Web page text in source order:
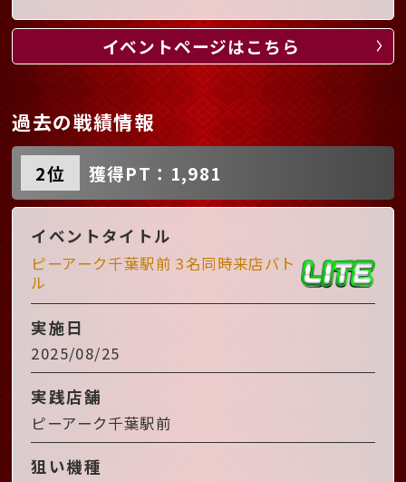
イベントページはこちら
過去の戦績情報
2位 獲得PT：1,981
イベントタイトル
ピーアーク千葉駅前 3名同時来店バト
ル
実施日
2025/08/25
実践店舗
ピーアーク千葉駅前
狙い機種